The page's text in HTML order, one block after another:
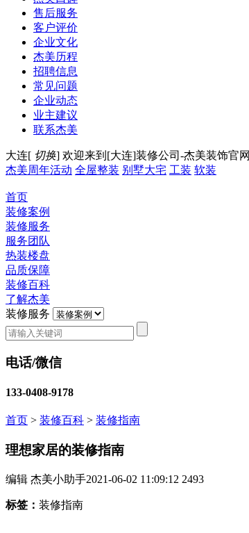
售后服务
客户评价
企业文化
杰美历程
招聘信息
常见问题
企业动态
业主建议
联系杰美
大连[ 切换] 欢迎来到[大连]装修公司-杰美装饰官网
杰美周年活动 全屋整装 别墅大宅 工装 软装
首页
装修案例
装修服务
服务团队
热装楼盘
品质保障
装修百科
了解杰美
装修服务
电话/微信
133-0408-9178
首页 > 装修百科 > 装修指南
理想家居的装修指南
编辑 杰美小助手2021-06-02 11:09:12 2493
标签： 装修指南